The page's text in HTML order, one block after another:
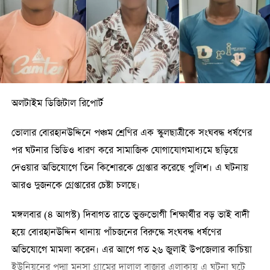
মাধ্যমে সেই টাকা দিয়ে দেশের উন্নয়ন করা হবে।’
জামায়াতে ইসলামীর নায়েবে আমির বলেন, ‘আমাদের বিরুদ্ধে অভিযোগ
করা হয়, আমরা অমুসলিমদের মুসলমান বানাবো। আপনারা দেখেছেন
আওয়ামী লীগের আমলে মন্দিরে হামলা করে জামায়াত ও শিবিরকে
পাহারা দিয়েছেন। সারা দেশে এখন দাড়িপাল্লার জোয়ার উঠেছে। এই
জোয়ারে ভীত হয়ে আমাদের ওপর হামলার চেষ্টা করছে একটি দল।
আমরা পরিষ্কার ভাষায় বলতে চাই, আমরা কারও ওপর হামলা করবো
না। তবে কেউ হামলা করতে আসলে দুই হাত নিয়ে যেতে পারবে না।
এবার আপনারা ভোটকেন্দ্র পাহারা দেবেন। যারা আক্রমণ করতে আসবে,
আমাদেরও দুই হাত আছে। আমরা দুই হাত দিয়ে তাদের মোকাবিলা
করবো। জনগণের ভোট তার পছন্দের প্রার্থীকে দেওয়ার সুযোগ করে
দিতে চাই আমরা। এই সুযোগ কেউ কেড়ে নিতে পারবে না।’
অলটাইম ডিজিটাল রিপোর্ট
ভোলার বোরহানউদ্দিনে পঞ্চম শ্রেণির এক স্কুলছাত্রীকে সংঘবদ্ধ ধর্ষণের
পর ঘটনার ভিডিও ধারণ করে সামাজিক যোগাযোগমাধ্যমে ছড়িয়ে
দেওয়ার অভিযোগে তিন কিশোরকে গ্রেপ্তার করেছে পুলিশ। এ ঘটনায়
আরও দুজনকে গ্রেপ্তারের চেষ্টা চলছে।
মঙ্গলবার (৪ আগস্ট) দিবাগত রাতে ভুক্তভোগী শিক্ষার্থীর বড় ভাই বাদী
হয়ে বোরহানউদ্দিন থানায় পাঁচজনের বিরুদ্ধে সংঘবদ্ধ ধর্ষণের
অভিযোগে মামলা করেন। এর আগে গত ২৬ জুলাই উপজেলার কাচিয়া